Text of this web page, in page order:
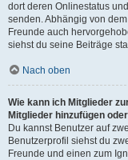
dort deren Onlinestatus
senden. Abhängig von
Freunde auch
siehst du seine Beiträge
Nach oben
Wie kann ich Mitglieder
Mitglieder hinzufügen
Du kannst Benutzer auf
Benutzerprofil siehst du
Freunde und einen zum